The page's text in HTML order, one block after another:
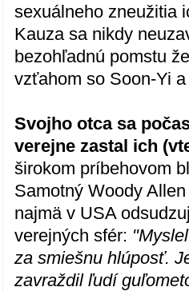
sexuálneho zneužitia
Kauza sa nikdy
bezohľadnú pomstu
vzťahom so Soon-Yi
Svojho otca sa
verejne zastal ich
širokom príbehovom
Samotný Woody
najmä v USA
verejných sfér:
za smiešnu hlúposť.
zavraždil ľudí